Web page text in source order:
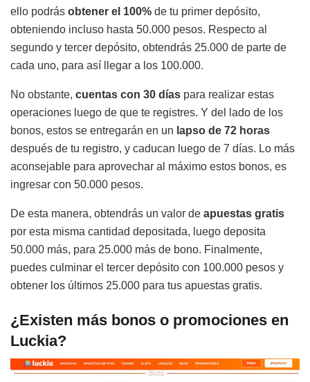
ello podrás obtener el 100% de tu primer depósito,
obteniendo incluso hasta 50.000 pesos. Respecto al
segundo y tercer depósito, obtendrás 25.000 de parte de
cada uno, para así llegar a los 100.000.
No obstante, cuentas con 30 días para realizar estas
operaciones luego de que te registres. Y del lado de los
bonos, estos se entregarán en un lapso de 72 horas
después de tu registro, y caducan luego de 7 días. Lo más
aconsejable para aprovechar al máximo estos bonos, es
ingresar con 50.000 pesos.
De esta manera, obtendrás un valor de apuestas gratis
por esta misma cantidad depositada, luego deposita
50.000 más, para 25.000 más de bono. Finalmente,
puedes culminar el tercer depósito con 100.000 pesos y
obtener los últimos 25.000 para tus apuestas gratis.
¿Existen más bonos o promociones en
Luckia?